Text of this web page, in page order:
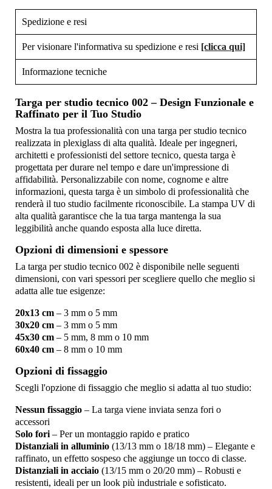
Spedizione e resi
Per visionare l'informativa su spedizione e resi [clicca qui]
Informazione tecniche
Targa per studio tecnico 002 – Design Funzionale e
Raffinato per il Tuo Studio
Mostra la tua professionalità con una targa per studio tecnico
realizzata in plexiglass di alta qualità. Ideale per ingegneri,
architetti e professionisti del settore tecnico, questa targa è
progettata per durare nel tempo e dare un'impressione di
affidabilità. Personalizzabile con nome, cognome e altre
informazioni, questa targa è un simbolo di professionalità che
renderà il tuo studio facilmente riconoscibile. La stampa UV di
alta qualità garantisce che la tua targa mantenga la sua
leggibilità anche quando esposta alla luce diretta.
Opzioni di dimensioni e spessore
La targa per studio tecnico 002 è disponibile nelle seguenti
dimensioni, con vari spessori per scegliere quello che meglio si
adatta alle tue esigenze:
20x13 cm – 3 mm o 5 mm
30x20 cm – 3 mm o 5 mm
45x30 cm – 5 mm, 8 mm o 10 mm
60x40 cm – 8 mm o 10 mm
Opzioni di fissaggio
Scegli l'opzione di fissaggio che meglio si adatta al tuo studio:
Nessun fissaggio – La targa viene inviata senza fori o
accessori
Solo fori – Per un montaggio rapido e pratico
Distanziali in alluminio (13/13 mm o 18/18 mm) – Elegante e
raffinato, un effetto sospeso che aggiunge un tocco di classe.
Distanziali in acciaio (13/15 mm o 20/20 mm) – Robusti e
resistenti, ideali per un look più industriale e sofisticato.